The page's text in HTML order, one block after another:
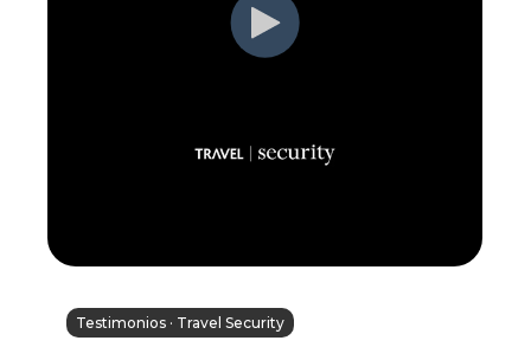
Testimonios · Travel Security